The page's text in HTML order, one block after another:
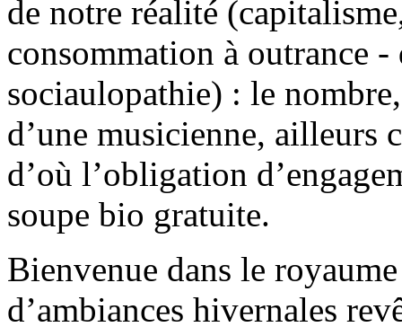
de notre réalité
consommation à outrance
sociaulopathie) : le
d’une musicienne, ailleurs
d’où l’obligation
soupe bio gratuite.
Bienvenue dans le
d’ambiances hivernales